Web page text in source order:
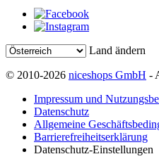
Land ändern
© 2010-2026 niceshops GmbH -
Impressum und
Datenschutz
Allgemeine
Barrierefreiheitserklärung
Datenschutz-Einstellungen